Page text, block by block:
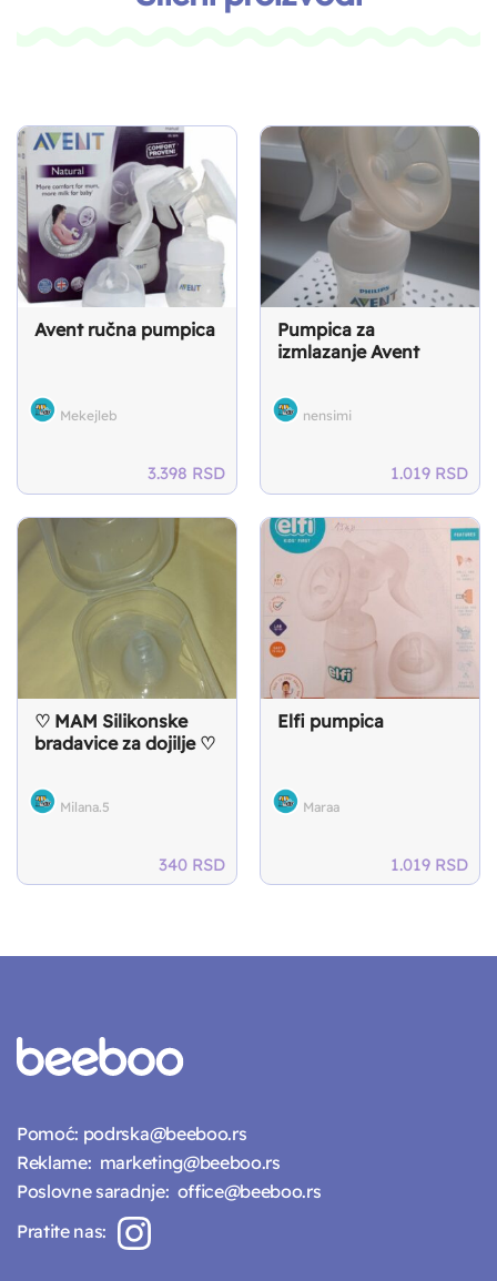
Avent ručna pumpica
Mekejleb
3.398 RSD
Pumpica za
izmlazanje Avent
nensimi
1.019 RSD
♡ MAM Silikonske
bradavice za dojilje ♡
Milana.5
340 RSD
Elfi pumpica
Maraa
1.019 RSD
Pomoć: podrska@beeboo.rs
Reklame: marketing@beeboo.rs
Poslovne saradnje: office@beeboo.rs
Pratite nas: